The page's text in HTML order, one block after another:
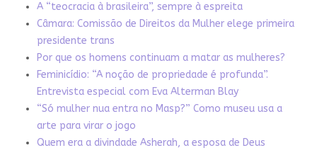
A “teocracia à brasileira”, sempre à espreita
Câmara: Comissão de Direitos da Mulher elege primeira
presidente trans
Por que os homens continuam a matar as mulheres?
Feminicídio: “A noção de propriedade é profunda”.
Entrevista especial com Eva Alterman Blay
“Só mulher nua entra no Masp?” Como museu usa a
arte para virar o jogo
Quem era a divindade Asherah, a esposa de Deus